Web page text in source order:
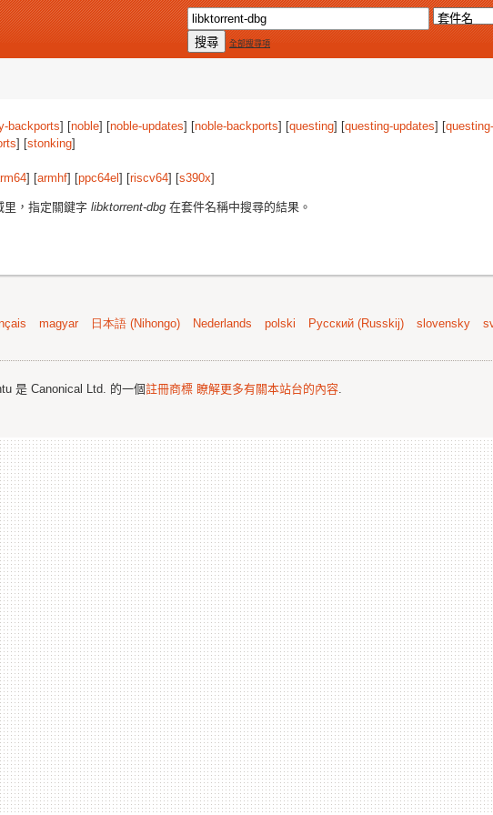
全部搜尋項
backports] [noble] [noble-updates] [noble-backports] [questing] [questing-updates] [questing-
] [stonking]
] [armhf] [ppc64el ] [riscv64] [s390x]
里，指定關鍵字 libktorrent-dbg 在套件名稱中搜尋的結果。
magyar 日本語 (Nihongo) Nederlands polski Русский (Russkij) slovensky
是 Canonical Ltd. 的一個註冊商標 瞭解更多有關本站台的內容.